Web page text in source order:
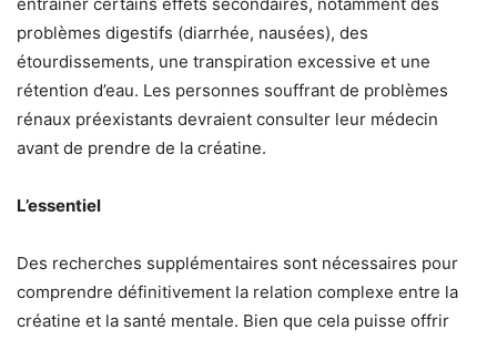
problèmes digestifs (diarrhée, nausées), des
étourdissements, une transpiration excessive et une
rétention d’eau. Les personnes souffrant de problèmes
rénaux préexistants devraient consulter leur médecin
avant de prendre de la créatine.
L’essentiel
Des recherches supplémentaires sont nécessaires pour
comprendre définitivement la relation complexe entre la
créatine et la santé mentale. Bien que cela puisse offrir